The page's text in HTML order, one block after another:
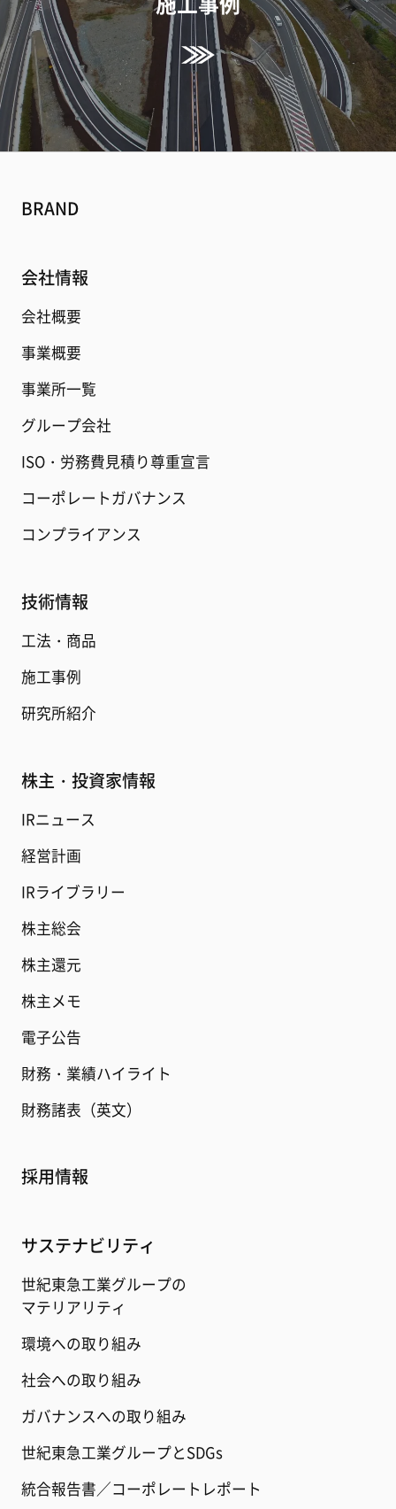
BRAND
会社情報
会社概要
事業概要
事業所一覧
グループ会社
ISO・労務費見積り尊重宣言
コーポレートガバナンス
コンプライアンス
技術情報
工法・商品
施工事例
研究所紹介
株主・投資家情報
IRニュース
経営計画
IRライブラリー
株主総会
株主還元
株主メモ
電子公告
財務・業績ハイライト
財務諸表（英文）
採用情報
サステナビリティ
世紀東急工業グループの
マテリアリティ
環境への取り組み
社会への取り組み
ガバナンスへの取り組み
世紀東急工業グループとSDGs
統合報告書／コーポレートレポート